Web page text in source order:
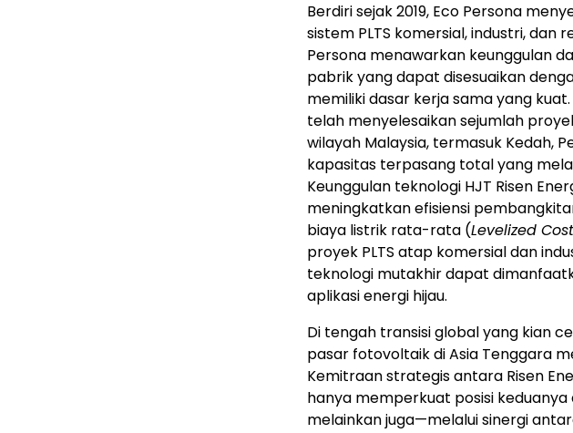
Berdiri sejak 2019, Eco Persona
sistem PLTS komersial, industri, dan
Persona menawarkan keunggulan
pabrik yang dapat disesuaikan
memiliki dasar kerja sama yang
telah menyelesaikan sejumlah
wilayah Malaysia, termasuk Kedah,
kapasitas terpasang total yang
Keunggulan teknologi HJT Risen
meningkatkan efisiensi
biaya listrik rata-rata (Levelized
proyek PLTS atap komersial dan
teknologi mutakhir dapat
aplikasi energi hijau.
Di tengah transisi global yang kian
pasar fotovoltaik di Asia Tenggara
Kemitraan strategis antara Risen
hanya memperkuat posisi
melainkan juga—melalui sinergi